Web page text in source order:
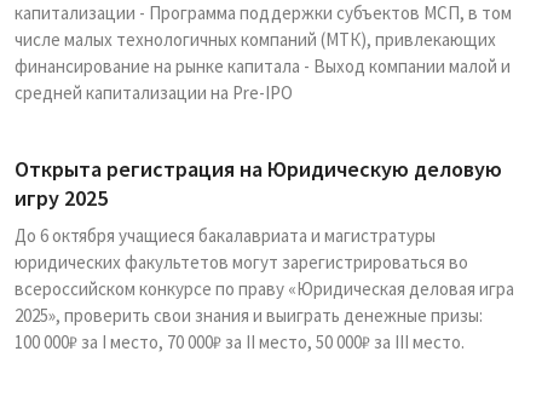
капитализации - Программа поддержки субъектов МСП, в том
числе малых технологичных компаний (МТК), привлекающих
финансирование на рынке капитала - Выход компании малой и
средней капитализации на Pre-IPO
Открыта регистрация на Юридическую деловую
игру 2025
До 6 октября учащиеся бакалавриата и магистратуры
юридических факультетов могут зарегистрироваться во
всероссийском конкурсе по праву «Юридическая деловая игра
2025», проверить свои знания и выиграть денежные призы:
100 000₽ за I место, 70 000₽ за II место, 50 000₽ за III место.